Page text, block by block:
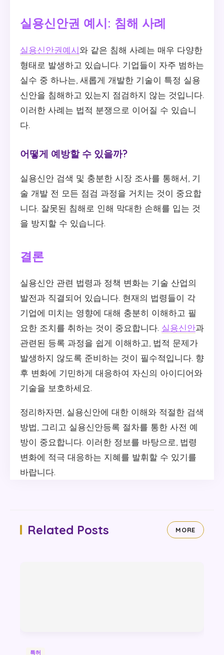
실용신안권 예시: 침해 사례
실용신안권예시와 같은 침해 사례는 매우 다양한
형태로 발생하고 있습니다. 기업들이 자주 범하는
실수 중 하나는, 새롭게 개발한 기술이 특정 실용
신안을 침해하고 있는지 점검하지 않는 것입니다.
이러한 사례는 법적 분쟁으로 이어질 수 있습니
다.
어떻게 예방할 수 있을까?
실용신안 검색 및 충분한 시장 조사를 통해서, 기
술 개발 전 모든 점검 과정을 거치는 것이 중요합
니다. 잘못된 침해로 인해 막대한 손해를 입는 것
을 방지할 수 있습니다.
결론
실용신안 관련 법령과 정책 변화는 기술 산업의
발전과 직결되어 있습니다. 현재의 법령들이 각
기업에 미치는 영향에 대해 충분히 이해하고 필
요한 조치를 취하는 것이 중요합니다. 실용신안과
관련된 등록 과정을 쉽게 이해하고, 법적 문제가
발생하지 않도록 준비하는 것이 필수적입니다. 향
후 변화에 기민하게 대응하여 자신의 아이디어와
기술을 보호하세요.
정리하자면, 실용신안에 대한 이해와 적절한 검색
방법, 그리고 실용신안등록 절차를 통한 사전 예
방이 중요합니다. 이러한 정보를 바탕으로, 법령
변화에 적극 대응하는 지혜를 발휘할 수 있기를
바랍니다.
Related Posts MORE
특허